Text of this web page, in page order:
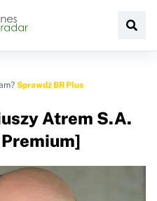
Sprawdź BR Plus
Atrem S.A.